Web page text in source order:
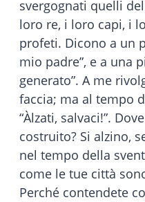
svergognati quelli
loro re, i loro capi, i
profeti. Dicono a un
mio padre”, e a una
generato”. A me
faccia; ma al tempo
“Àlzati, salvaci!”.
costruito? Si alzino,
nel tempo della
come le tue città
Perché contendete